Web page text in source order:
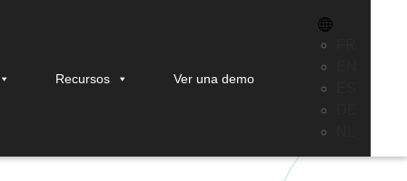
Recursos Ver una demo